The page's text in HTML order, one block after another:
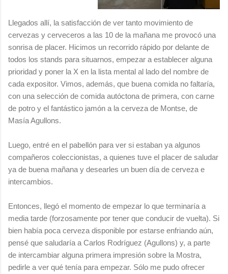
Llegados allí, la satisfacción de ver tanto movimiento de
cervezas y cerveceros a las 10 de la mañana me provocó una
sonrisa de placer. Hicimos un recorrido rápido por delante de
todos los stands para situarnos, empezar a establecer alguna
prioridad y poner la X en la lista mental al lado del nombre de
cada expositor. Vimos, además, que buena comida no faltaría,
con una selección de comida autóctona de primera, con carne
de potro y el fantástico jamón a la cerveza de Montse, de
Masía Agullons.
Luego, entré en el pabellón para ver si estaban ya algunos
compañeros coleccionistas, a quienes tuve el placer de saludar
ya de buena mañana y desearles un buen día de cerveza e
intercambios.
Entonces, llegó el momento de empezar lo que terminaría a
media tarde (forzosamente por tener que conducir de vuelta). Si
bien había poca cerveza disponible por estarse enfriando aún,
pensé que saludaría a Carlos Rodríguez (Agullons) y, a parte
de intercambiar alguna primera impresión sobre la Mostra,
pedirle a ver qué tenía para empezar. Sólo me pudo ofrecer